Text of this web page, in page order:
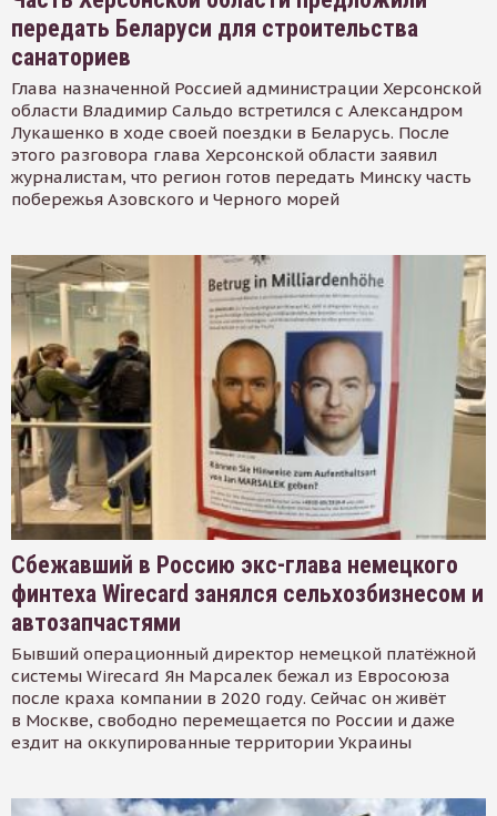
передать Беларуси для строительства
санаториев
Глава назначенной Россией администрации Херсонской
области Владимир Сальдо встретился с Александром
Лукашенко в ходе своей поездки в Беларусь. После
этого разговора глава Херсонской области заявил
журналистам, что регион готов передать Минску часть
побережья Азовского и Черного морей
Сбежавший в Россию экс-глава немецкого
финтеха Wirecard занялся сельхозбизнесом и
автозапчастями
Бывший операционный директор немецкой платёжной
системы Wirecard Ян Марсалек бежал из Евросоюза
после краха компании в 2020 году. Сейчас он живёт
в Москве, свободно перемещается по России и даже
ездит на оккупированные территории Украины